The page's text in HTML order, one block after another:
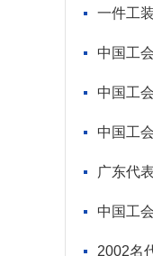
一件工
中国工
中国工
中国工
广东代
中国工
2002名